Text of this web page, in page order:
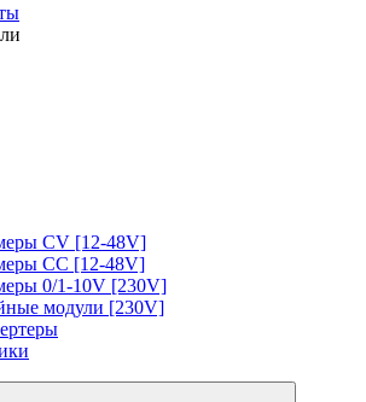
CV [12-48V]
CC [12-48V]
0/1-10V [230V]
модули [230V]